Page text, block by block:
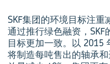
SKF集团的环境目标注重
通过推行绿色融资，
目标更加一致。以 2015
将制造每吨售出的轴承